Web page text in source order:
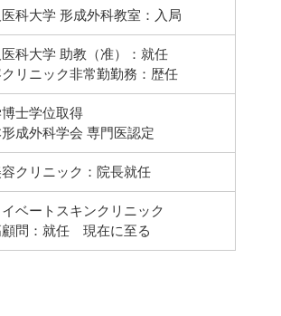
美容点滴・美容注射
滴
疲労回復点滴は、疲労や倦怠感
ダウンタイム：特になし
美容点滴・美容注射
若返り(アンチエイジング)点滴
科大学 形成外科教室：入局
科大学 助教（准）：就任
リニック非常勤勤務：歴任
士学位取得
形成外科学会 専門医認定
クリニック：院長就任
ベートスキンクリニック
顧問：就任 現在に至る